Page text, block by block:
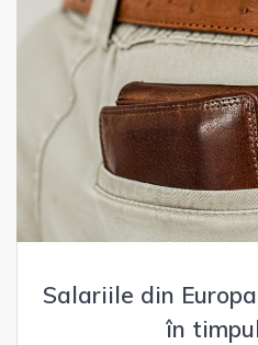
Salariile din
în